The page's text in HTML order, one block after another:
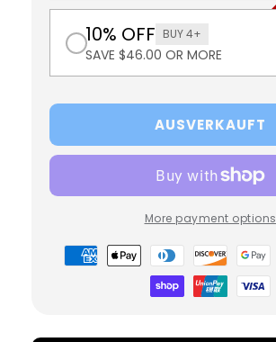
10% OFF BUY 4+
SAVE $46.00 OR MORE
AUSVERKAUFT
More payment options
Zahlungsmöglichkeiten